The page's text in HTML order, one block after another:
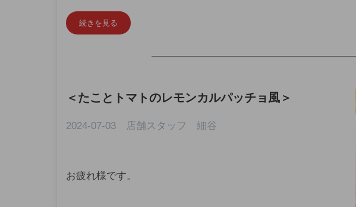
続きを見る
＜ たことトマトのレモンカルパッチョ風 ＞
2024-07-03 店舗スタッフ 細谷
お疲れ様です。